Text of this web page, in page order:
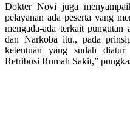
Dokter Novi juga
pelayanan ada peserta yang
mengada-ada terkait pungutan
dan Narkoba itu., pada
ketentuan yang sudah diatur
Retribusi Rumah Sakit,”